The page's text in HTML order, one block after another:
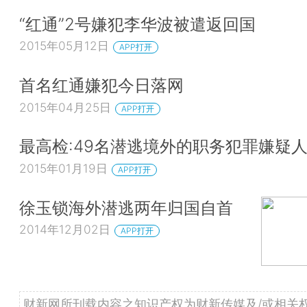
“红通”2号嫌犯李华波被遣返回国
2015年05月12日 APP打开
首名红通嫌犯今日落网
2015年04月25日 APP打开
最高检:49名潜逃境外的职务犯罪嫌疑
2015年01月19日 APP打开
徐玉锁海外潜逃两年归国自首
2014年12月02日 APP打开
财新网所刊载内容之知识产权为财新传媒及/或相关